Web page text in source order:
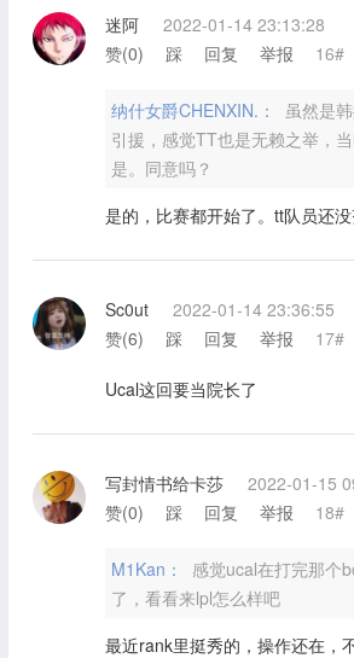
迷阿
2022-01-14 23:13:28
赞(0) 踩 回复 举报 16#
纳什女爵CHENXIN.：
虽然是
引援，感觉TT也是无赖之举，
是。同意吗？
是的，比赛都开始了。tt队员还
Sc0ut
2022-01-14 23:36:55
赞(6) 踩 回复 举报 17#
Ucal这回要当院长了
写封情书给卡莎
2022-01-15
赞(0) 踩 回复 举报 18#
M1Kan：
感觉ucal在打完那个
了，看看来lpl怎么样吧
最近rank里挺秀的，操作还在，